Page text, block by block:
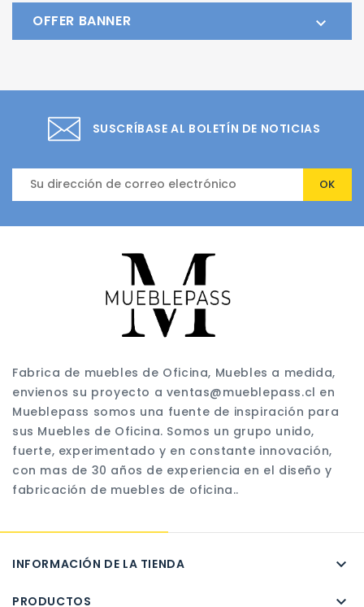
OFFER BANNER 
SUSCRÍBASE AL BOLETÍN DE NOTICIAS
Fabrica de muebles de Oficina, Muebles a medida,
envienos su proyecto a ventas@mueblepass.cl en
Mueblepass somos una fuente de inspiración para
sus Muebles de Oficina. Somos un grupo unido,
fuerte, experimentado y en constante innovación,
con mas de 30 años de experiencia en el diseño y
fabricación de muebles de oficina..
INFORMACIÓN DE LA TIENDA 
PRODUCTOS 